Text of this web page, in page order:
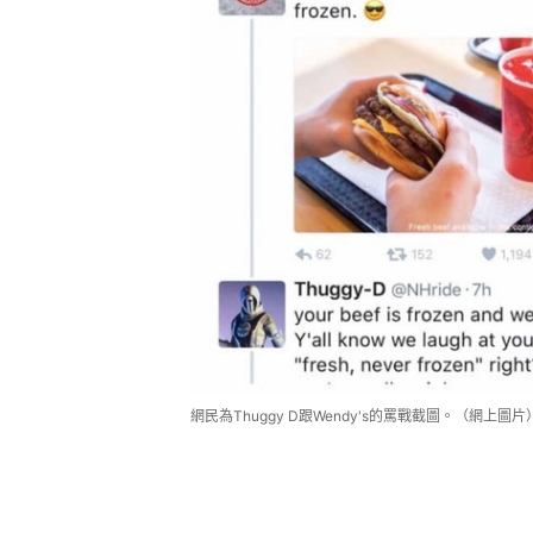
網民為Thuggy D跟Wendy's的罵戰截圖。（網上圖片